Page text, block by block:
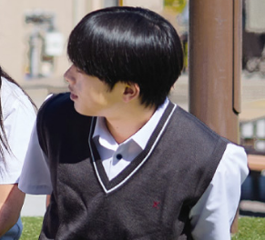
クセスマップ
手山学園紹介
ジタルパンフレット
ース紹介
学コース
体育祭
設校からめざせる職業と資格
入試結果